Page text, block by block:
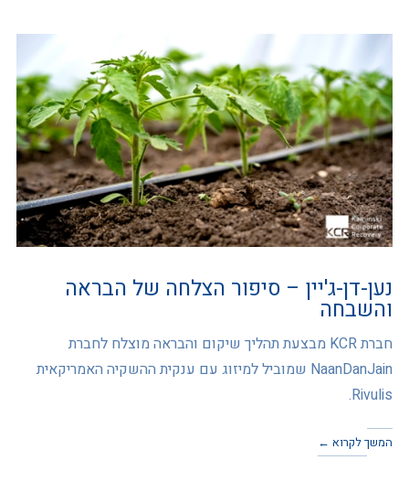
נען-דן-ג'יין – סיפור הצלחה של הבראה
והשבחה
חברת KCR מבצעת תהליך שיקום והבראה מוצלח לחברת
NaanDanJain שמוביל למיזוג עם ענקית ההשקיה האמריקאית
Rivulis.
המשך לקרוא ←